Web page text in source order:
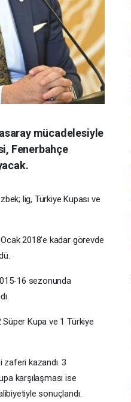
mücadelesiyle
Fenerbahçe
lig, Türkiye Kupası ve
Ocak 2018'e kadar görevde
16 sezonunda
Süper Kupa ve 1 Türkiye
zaferi kazandı. 3
karşılaşması ise
sonuçlandı.